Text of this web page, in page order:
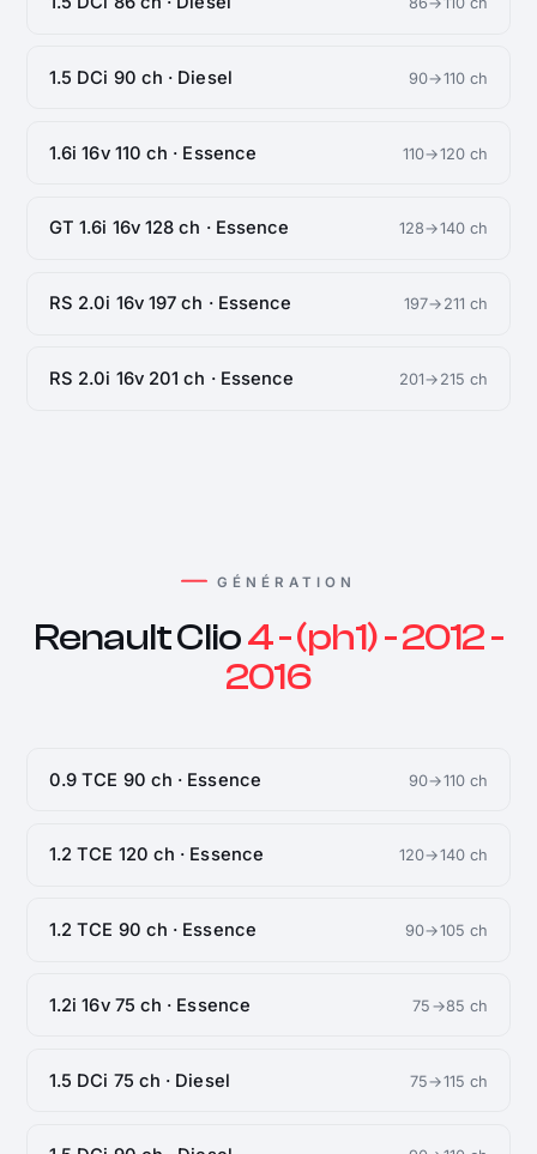
1.5 DCi 90 ch · Diesel 90→110 ch
1.6i 16v 110 ch · Essence 110→120 ch
GT 1.6i 16v 128 ch · Essence 128→140 ch
RS 2.0i 16v 197 ch · Essence 197→211 ch
RS 2.0i 16v 201 ch · Essence 201→215 ch
GÉNÉRATION
Renault Clio4 - (ph1) - 2012 -
2016
0.9 TCE 90 ch · Essence 90→110 ch
1.2 TCE 120 ch · Essence 120→140 ch
1.2 TCE 90 ch · Essence 90→105 ch
1.2i 16v 75 ch · Essence 75→85 ch
1.5 DCi 75 ch · Diesel 75→115 ch